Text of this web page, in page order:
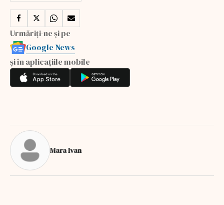
Urmăriți-ne și pe
Google News
și în aplicațiile mobile
Mara Ivan